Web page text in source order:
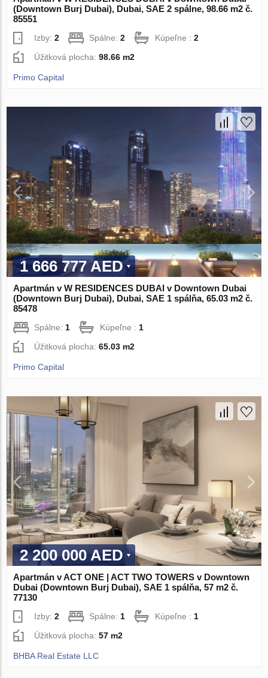
(Downtown Burj Dubai), Dubai, SAE 2 spálne, 98.66 m2 č.
85551
Izby:2 Spálne:2 Kúpeľne :2
Úžitková plocha:98.66 m2
Primo Capital
1 666 777 AED
Apartmán v W RESIDENCES DUBAI v Downtown Dubai
(Downtown Burj Dubai), Dubai, SAE 1 spálňa, 65.03 m2 č.
85478
Spálne: 1 Kúpeľne : 1
Úžitková plocha:65.03 m2
Primo Capital
2 200 000 AED
Apartmán v ACT ONE | ACT TWO TOWERS v Downtown
Dubai (Downtown Burj Dubai), SAE 1 spálňa, 57 m2 č.
77130
Izby:2 Spálne:1 Kúpeľne :1
Úžitková plocha:57 m2
BHBA Real Estate LLC